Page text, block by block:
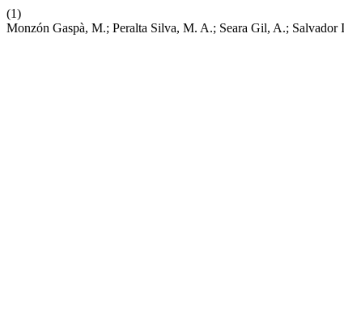
(1)
Monzón Gaspà, M.; Peralta Silva, M. A.; Seara Gil, A.;